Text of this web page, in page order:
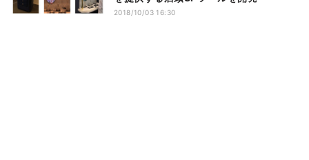
2018/10/03 16:30